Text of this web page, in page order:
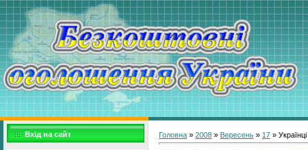
Вхід на сайт Головна » 2008 » Вересень » 17 » Українці